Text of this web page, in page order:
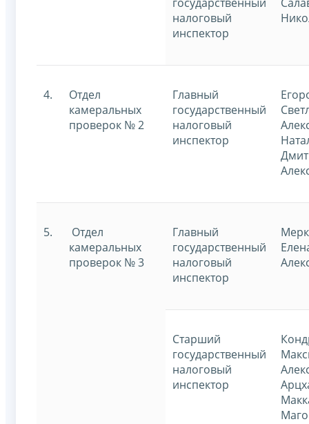
налоговый
инспектор
4.
Отдел
камеральных
проверок № 2
Главный
государственный
налоговый
инспектор
5.
Отдел
камеральных
проверок № 3
Главный
государственный
налоговый
инспектор
Старший
государственный
налоговый
инспектор